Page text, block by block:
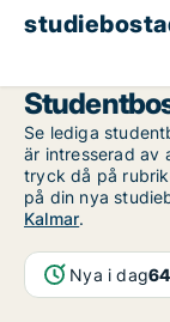
Se lediga
är intresserad av
tryck då på
på din nya
Kalmar.
Nya i dag